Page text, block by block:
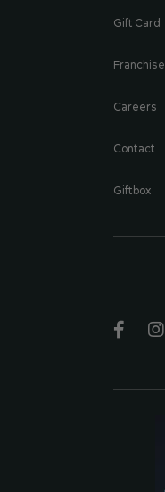
Gift Card
Franchise
Careers
Contact
Giftbox